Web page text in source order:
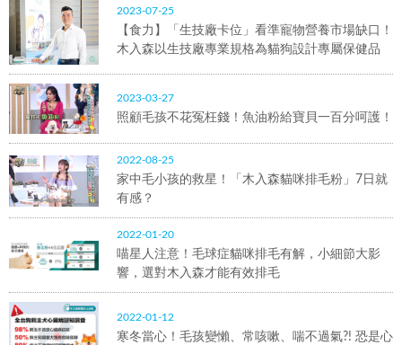
2023-07-25
【食力】「生技廠卡位」看準寵物營養市場缺口！
木入森以生技廠專業規格為貓狗設計專屬保健品
2023-03-27
照顧毛孩不花冤枉錢！魚油粉給寶貝一百分呵護！
2022-08-25
家中毛小孩的救星！「木入森貓咪排毛粉」7日就
有感？
2022-01-20
喵星人注意！毛球症貓咪排毛有解，小細節大影
響，選對木入森才能有效排毛
2022-01-12
寒冬當心！毛孩變懶、常咳嗽、喘不過氣?! 恐是心